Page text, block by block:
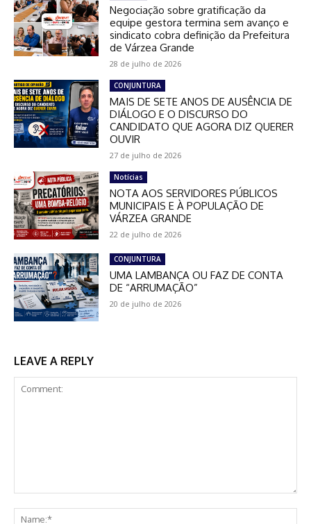
Negociação sobre gratificação da
equipe gestora termina sem avanço e
sindicato cobra definição da Prefeitura
de Várzea Grande
28 de julho de 2026
CONJUNTURA
MAIS DE SETE ANOS DE AUSÊNCIA DE
DIÁLOGO E O DISCURSO DO
CANDIDATO QUE AGORA DIZ QUERER
OUVIR
27 de julho de 2026
Notícias
NOTA AOS SERVIDORES PÚBLICOS
MUNICIPAIS E À POPULAÇÃO DE
VÁRZEA GRANDE
22 de julho de 2026
CONJUNTURA
UMA LAMBANÇA OU FAZ DE CONTA
DE “ARRUMAÇÃO”
20 de julho de 2026
LEAVE A REPLY